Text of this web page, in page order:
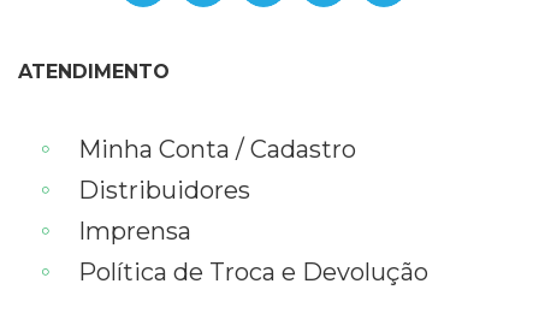
ATENDIMENTO
Minha Conta / Cadastro
Distribuidores
Imprensa
Política de Troca e Devolução